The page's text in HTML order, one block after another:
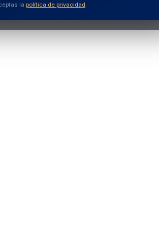
la política de privacidad